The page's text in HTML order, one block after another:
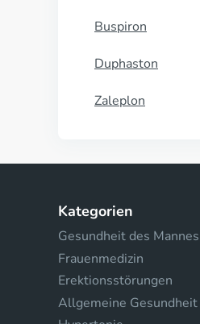
Buspiron
Duphaston
Zaleplon
Kategorien
Gesundheit des Mannes
Frauenmedizin
Erektionsstörungen
Allgemeine Gesundheit